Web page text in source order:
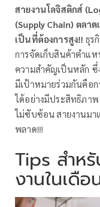
สายงานโลจิสติกส์
(Supply Chain) ตลาด
เป็นที่ต้องการสูง!! ธุร
การจัดเก็บสินค้าตำแ
ความสำคัญเป็นหลัก ซึ่
มีเป้าหมายร่วมกันคือ
ได้อย่างมีประสิทธิภา
ไม่ซับซ้อน สายงานม
พลาด!!!
Tips สำห
งานในเดื